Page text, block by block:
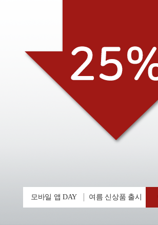
모바일 앱 DAY 여름 신상품 출시